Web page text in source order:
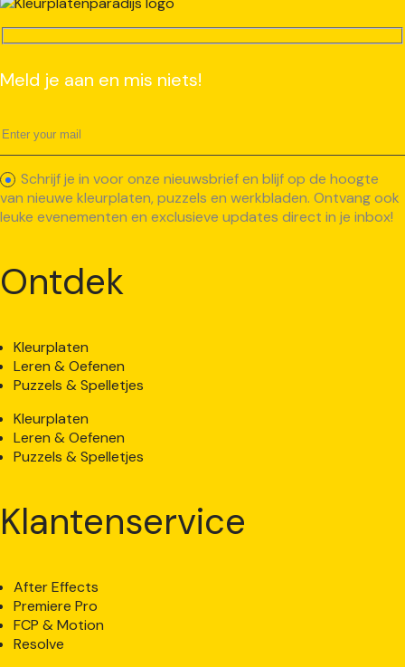
Meld je aan en mis niets!
Schrijf je in voor onze nieuwsbrief en blijf op de hoogte
van nieuwe kleurplaten, puzzels en werkbladen. Ontvang ook
leuke evenementen en exclusieve updates direct in je inbox!
Ontdek
Kleurplaten
Leren & Oefenen
Puzzels & Spelletjes
Kleurplaten
Leren & Oefenen
Puzzels & Spelletjes
Klantenservice
After Effects
Premiere Pro
FCP & Motion
Resolve